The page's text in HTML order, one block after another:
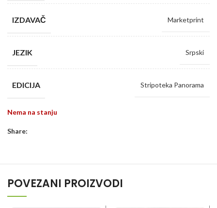
IZDAVAČ Marketprint
JEZIK Srpski
EDICIJA Stripoteka Panorama
Nema na stanju
Share:
POVEZANI PROIZVODI